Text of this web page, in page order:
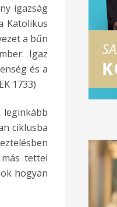
igazság
Katolikus
a bűn
Igaz
és a
1733)
leginkább
ciklusba
tettei
hogyan